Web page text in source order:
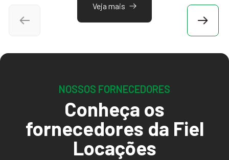
Veja mais
NOSSOS FORNECEDORES
Conheça os
fornecedores da Fiel
Locações